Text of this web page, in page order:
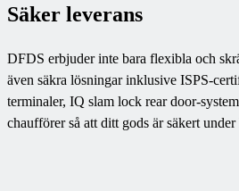
Säker leverans
DFDS erbjuder inte bara flexibla och
även säkra lösningar inklusive ISPS-
terminaler, IQ slam lock rear door-
chaufförer så att ditt gods är säkert under